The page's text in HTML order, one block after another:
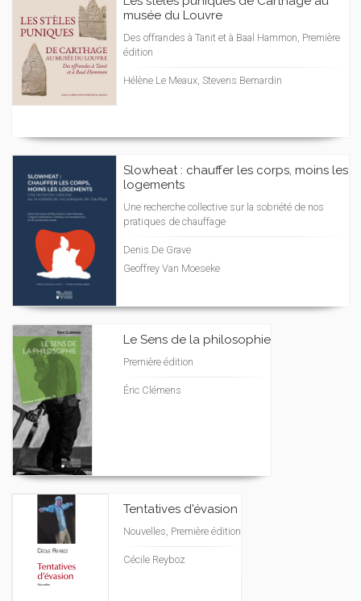
musée du Louvre
Des offrandes à Tanit et à Baal Hammon, Première
édition
Hélène Le Meaux, Stevens Bernardin
Slowheat : chauffer les corps, moins les
logements
Une recherche collective sur la sobriété de nos
pratiques de chauffage
Denis De Grave
Geoffrey Van Moeseke
Le Sens de la philosophie
Première édition
Éric Clémens
Tentatives d'évasion
Nouvelles, Première édition
Cécile Reyboz